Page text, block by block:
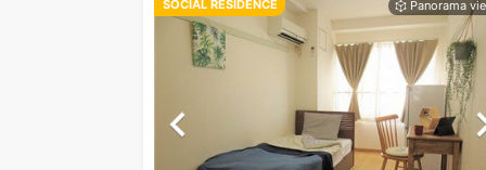
SOCIAL RESIDENCE